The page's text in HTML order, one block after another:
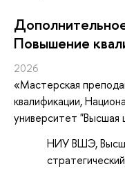
Повышение
2026
«Мастерская
квалификации,
университет "Высшая
НИУ ВШЭ,